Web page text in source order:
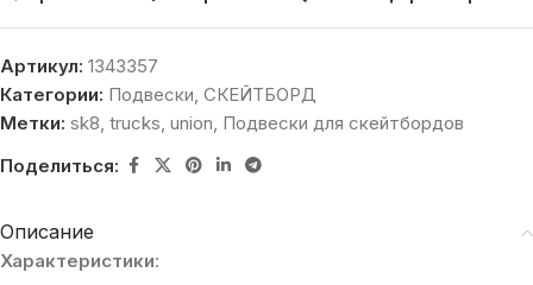
Артикул: 1343357
Категории: Подвески, СКЕЙТБОРД
Метки: sk8, trucks, union, Подвески для скейтбордов
Поделиться:
Описание
Характеристики: